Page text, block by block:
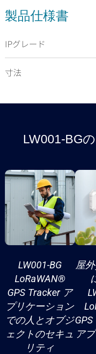
製品仕様書
IPグレード
寸法
LW001-BG
LW001-BG
LoRaWAN®
GPS Tracker ア
プリケーション
での人とオブジ
ェクトのセキュ
リティ
屋
ア